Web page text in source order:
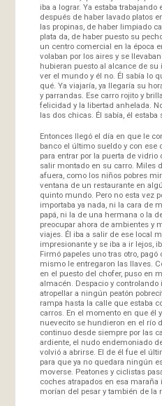
iba a lograr. Ya estaba
después de haber lavado platos
las propinas, de haber limpiado
plata da, de haber puesto su
un centro comercial en la época
volaban por los aires y se
hubieran puesto al alcance de su
ver el mundo y él no. Él sabía lo
qué. Ya viajaría, ya llegaría su
y parrandas. Ese carro rojito y
felicidad y la libertad anhelada.
las dos chicas. Él sabía, él estaba
Entonces llegó el día en que le
banco el último sueldo y con ese
para entrar por la puerta de
salir montado en su carro. Miles
afuera, como los niños pobres
ventana de un restaurante en
quinto mundo. Pero no esta vez
importaba ya nada, ni la cara de
papá, ni la de una hermana o la
preocupar ahora de ambientes y
viajes. Él iba a salir de ese local
impresionante y se iba a ir lejos,
Firmó papeles uno tras otro,
mismo le entregaron las llaves.
en el puesto del chofer, puso en
almacén. Despacio y
atropellar a ningún peatón
rampa hasta la calle que estaba
carros. En el momento en que él
nuevecito se hundieron en el río
continuo desde siempre por las
ardiente, el nudo endemoniado
volvió a abrirse. El de él fue el
para que ya no quedara ningún
moverse. Peatones y ciclistas
coches atrapados en esa
morían del pesar y también de la